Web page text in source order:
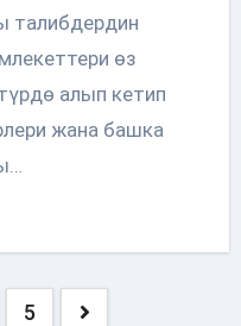
талибдердин
өз
алып кетип
жана башка
5